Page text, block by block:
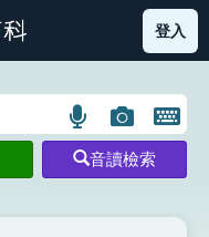
部首索引表圖示
登入
語
言
搜
圖
片
搜
開
鍵
圖
音讀檢索